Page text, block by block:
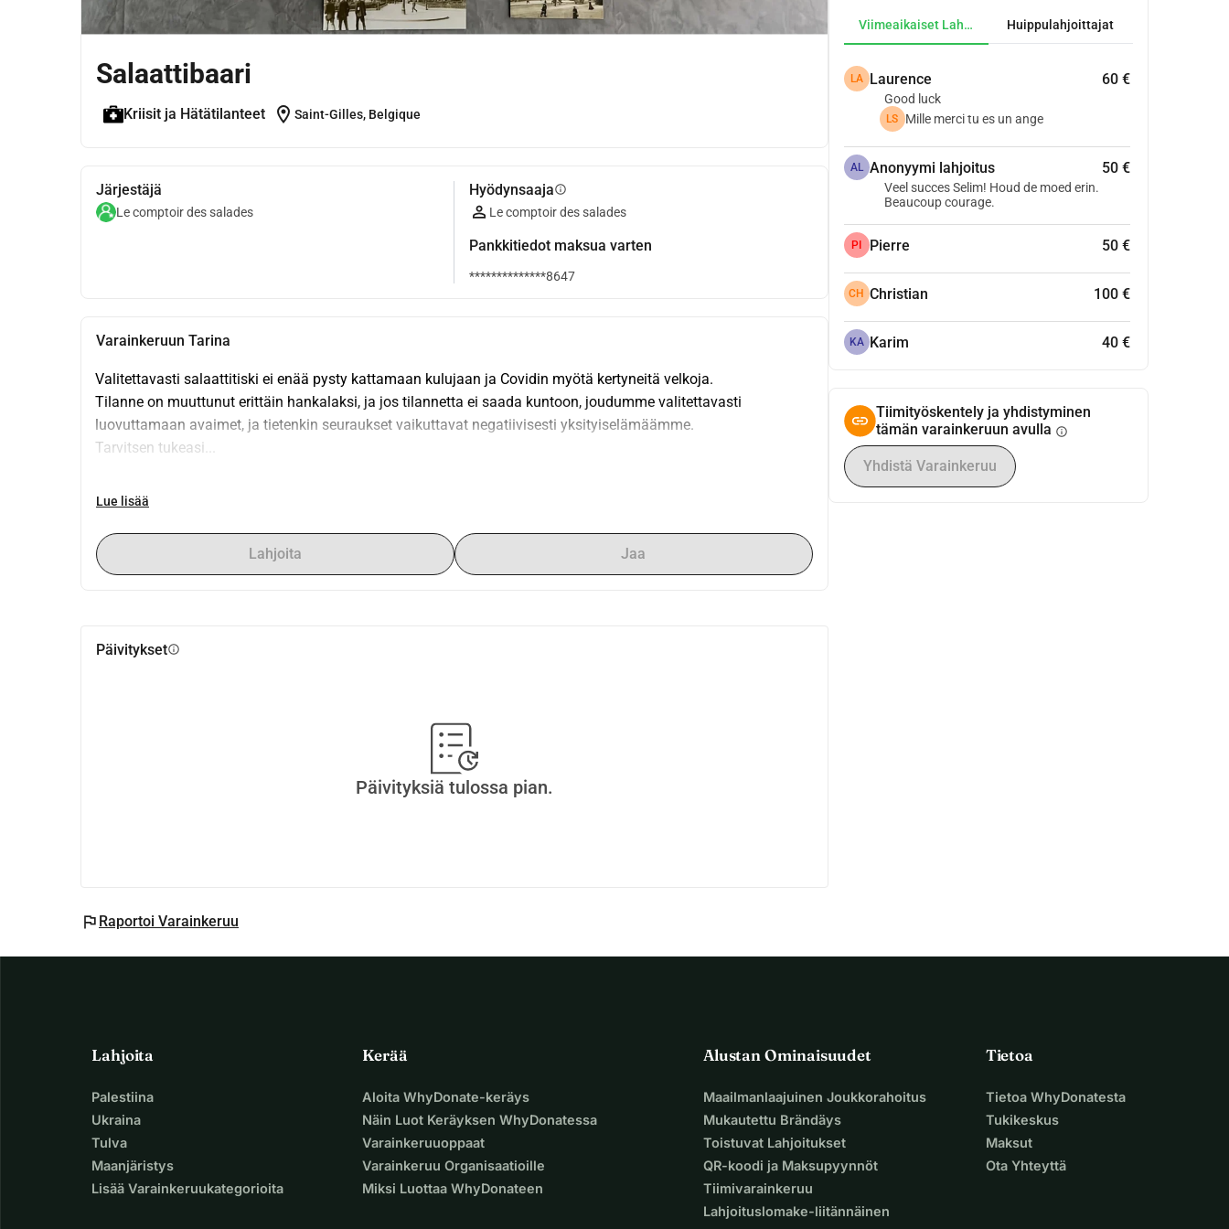
Salaattibaari
Kriisit ja Hätätilanteet location_on Saint-Gilles, Belgique
Järjestäjä
Le comptoir des salades
Hyödynsaajainfo
Le comptoir des salades
Pankkitiedot maksua varten
**************8647
Varainkeruun Tarina
Valitettavasti salaattitiski ei enää pysty kattamaan kulujaan ja Covidin myötä kertyneitä velkoja.
Tilanne on muuttunut erittäin hankalaksi, ja jos tilannetta ei saada kuntoon, joudumme valitettavasti
luovuttamaan avaimet, ja tietenkin seuraukset vaikuttavat negatiivisesti yksityiselämäämme.
Tarvitsen tukeasi...
Lue lisää
Lahjoita Jaa
Päivityksetinfo
Päivityksiä tulossa pian.
flag Raportoi Varainkeruu
Viimeaikaiset LahjoituksetHuippulahjoittajat
LA Laurence 60 €
Good luck
LS Mille merci tu es un ange
AL Anonyymi lahjoitus 50 €
Veel succes Selim! Houd de moed erin.
Beaucoup courage.
PI Pierre 50 €
CH Christian 100 €
KA Karim 40 €
Tiimityöskentely ja yhdistyminen
tämän varainkeruun avulla info
Yhdistä Varainkeruu
Lahjoita
Palestiina
Ukraina
Tulva
Maanjäristys
Lisää Varainkeruukategorioita
Kerää
Aloita WhyDonate-keräys
Näin Luot Keräyksen WhyDonatessa
Varainkeruuoppaat
Varainkeruu Organisaatioille
Miksi Luottaa WhyDonateen
Alustan Ominaisuudet
Maailmanlaajuinen Joukkorahoitus
Mukautettu Brändäys
Toistuvat Lahjoitukset
QR-koodi ja Maksupyynnöt
Tiimivarainkeruu
Lahjoituslomake-liitännäinen
Tietoa
Tietoa WhyDonatesta
Tukikeskus
Maksut
Ota Yhteyttä